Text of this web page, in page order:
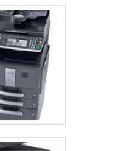
reabastecer.
grandes volumes de
de inatividade.
é um fator
de tinta geram menos
descartáveis,
mais sustentável.
EFICAZ